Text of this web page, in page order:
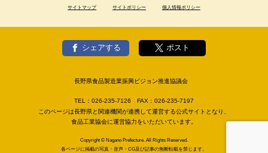
サイトマップ サイトポリシー 個人情報ポリシー
シェアする ポスト
長野県食品製造業振興ビジョン推進協議会
TEL： 026-235-7126 FAX： 026-235-7197
このページは長野県と関連機関が連携して運営する公式サイトとなり、
食品工業協会に運営協力をいただいています。
Copyright © Nagano Prefecture. All Rights Reserved.
各ページに掲載の写真・音声・CG及び記事の無断転載を禁じます。